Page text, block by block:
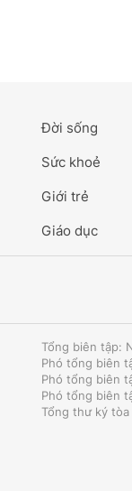
Đời sống
Sức khoẻ
Giới trẻ
Giáo dục
Tổng biên tập:
Phó tổng biên
Phó tổng biên
Phó tổng biên
Tổng thư ký